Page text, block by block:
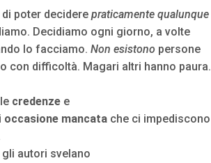
di poter decidere praticamente qualunque
Decidiamo ogni giorno, a volte
lo facciamo. Non esistono persone
con difficoltà. Magari altri hanno paura.
credenze e
occasione mancata che ci impediscono
gli autori svelano